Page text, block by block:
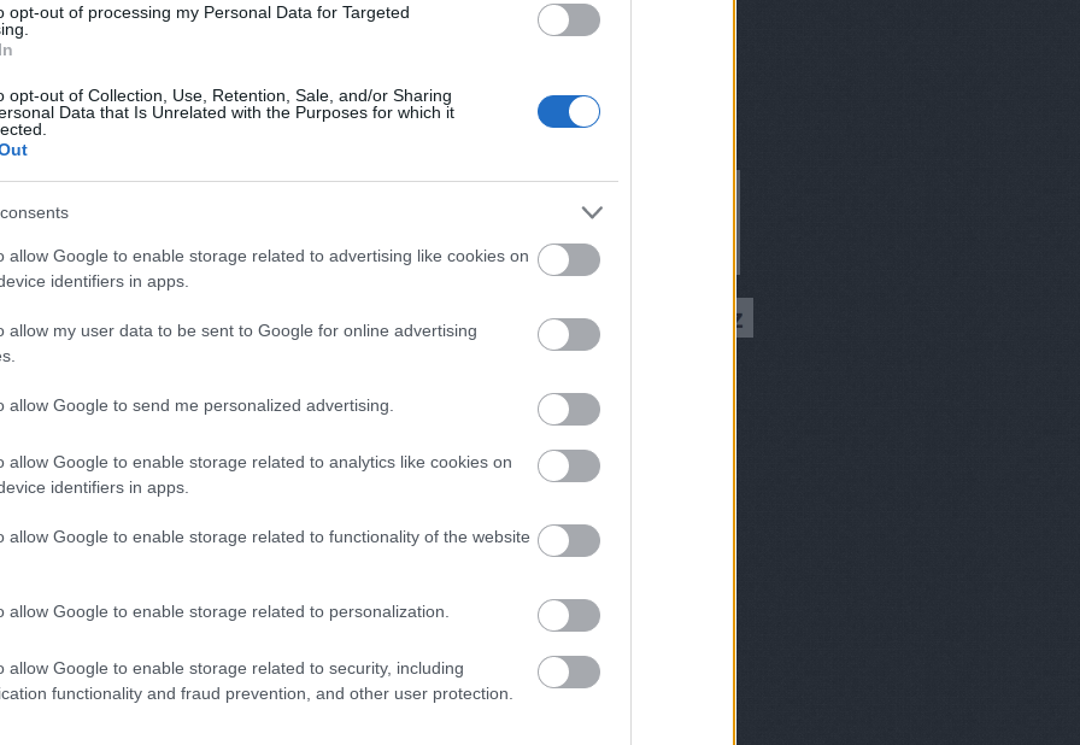
opt-out of processing my Personal Data for Targeted
opt-out of Collection, Use, Retention, Sale, and/or Sharing
Data that Is Unrelated with the Purposes for which it
allow Google to enable storage related to advertising like cookies on
identifiers in apps.
allow my user data to be sent to Google for online advertising
allow Google to send me personalized advertising.
allow Google to enable storage related to analytics like cookies on
identifiers in apps.
allow Google to enable storage related to functionality of the website
allow Google to enable storage related to personalization.
allow Google to enable storage related to security, including
functionality and fraud prevention, and other user protection.
a Hírlevél feliratkozás mellé!
SZÓLJ HOZZÁ
Archívum
2019 augusztus
2019 július
1
2018 december
2018 október
2018 július (1
2018 június (
2018 május
2018 április
(
Tovább